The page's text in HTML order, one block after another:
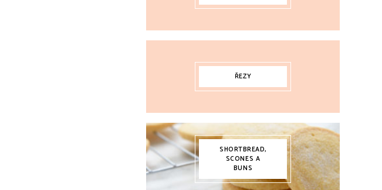
ŘEZY
SHORTBREAD,
SCONES A
BUNS